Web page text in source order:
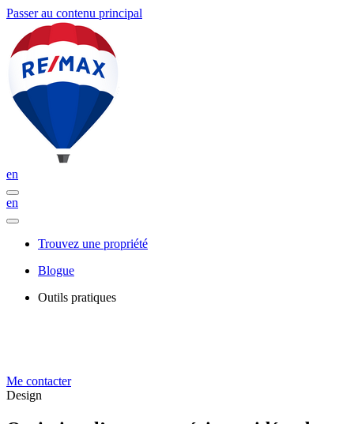
Passer au contenu principal
en
en
Trouvez une propriété
Blogue
Outils pratiques
Me contacter
Design